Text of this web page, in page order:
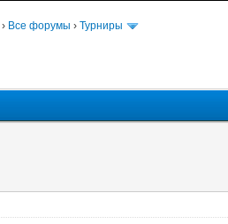
› Все форумы › Турниры